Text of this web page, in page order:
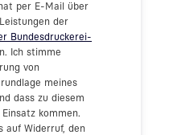
per E-Mail über
der
Bundesdruckerei-
Ich stimme
von
meines
dass zu diesem
kommen.
auf Widerruf, den